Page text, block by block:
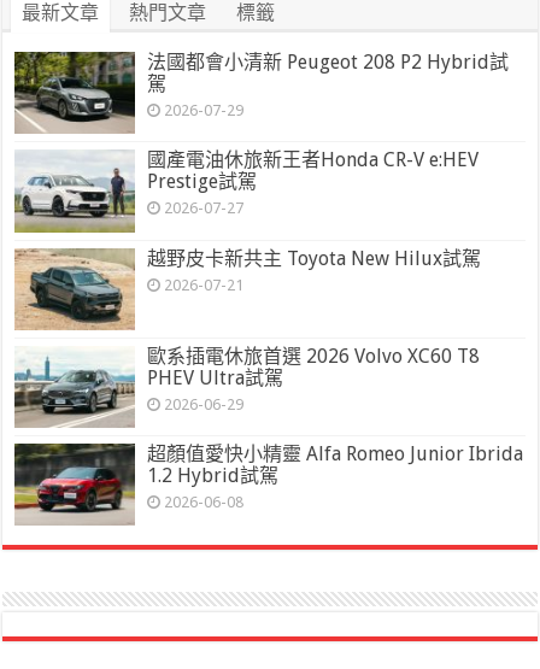
最新文章 熱門文章 標籤
法國都會小清新 Peugeot 208 P2 Hybrid試
駕
2026-07-29
國產電油休旅新王者Honda CR-V e:HEV
Prestige試駕
2026-07-27
越野皮卡新共主 Toyota New Hilux試駕
2026-07-21
歐系插電休旅首選 2026 Volvo XC60 T8
PHEV Ultra試駕
2026-06-29
超顏值愛快小精靈 Alfa Romeo Junior Ibrida
1.2 Hybrid試駕
2026-06-08